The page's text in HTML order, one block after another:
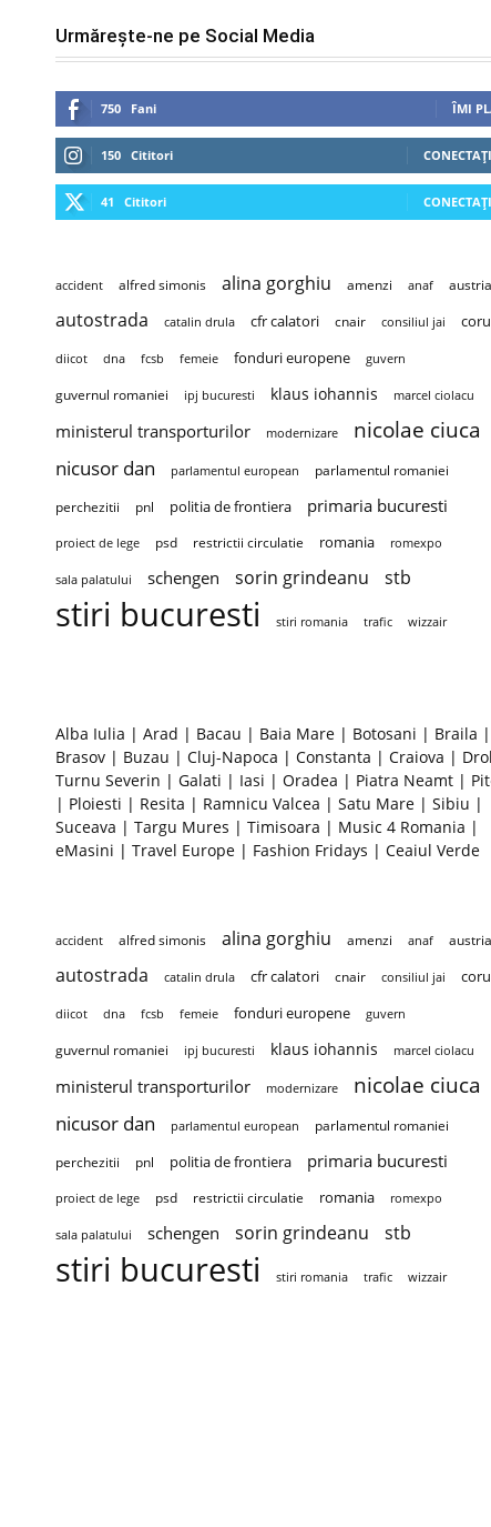
Urmărește-ne pe Social Media
750 Fani ÎMI
150 Cititori
41 Cititori
accident alfred simonis alina gorghiu amenzi anaf austria
autostrada catalin drula cfr calatori cnair consiliul jai
diicot dna fcsb femeie fonduri europene guvern
guvernul romaniei ipj bucuresti klaus iohannis marcel ciolacu
ministerul transporturilor modernizare nicolae ciuca
nicusor dan parlamentul european parlamentul romaniei
perchezitii pnl politia de frontiera primaria bucuresti
proiect de lege psd restrictii circulatie romania romexpo
sala palatului schengen sorin grindeanu stb
stiri bucuresti stiri romania trafic wizzair
Alba Iulia | Arad | Bacau | Baia Mare| Botosani | Braila |
Brasov| Buzau | Cluj-Napoca | Constanta | Craiova |
Turnu Severin | Galati | Iasi | Oradea | Piatra Neamt|
| Ploiesti | Resita | Ramnicu Valcea | Satu Mare| Sibiu |
Suceava | Targu Mures | Timisoara | Music 4 Romania |
eMasini | Travel Europe| Fashion Fridays | Ceaiul Verde
accident alfred simonis alina gorghiu amenzi anaf austria
autostrada catalin drula cfr calatori cnair consiliul jai
diicot dna fcsb femeie fonduri europene guvern
guvernul romaniei ipj bucuresti klaus iohannis marcel ciolacu
ministerul transporturilor modernizare nicolae ciuca
nicusor dan parlamentul european parlamentul romaniei
perchezitii pnl politia de frontiera primaria bucuresti
proiect de lege psd restrictii circulatie romania romexpo
sala palatului schengen sorin grindeanu stb
stiri bucuresti stiri romania trafic wizzair